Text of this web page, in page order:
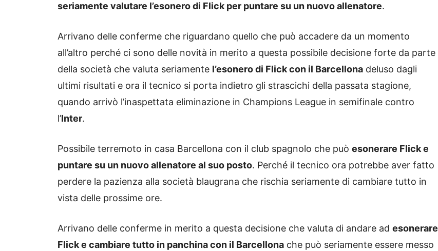
seriamente valutare l’esonero di Flick per puntare su un nuovo allenatore.
Arrivano delle conferme che riguardano quello che può accadere da un momento
all’altro perché ci sono delle novità in merito a questa possibile decisione forte da parte
della società che valuta seriamente l’esonero di Flick con il Barcellona deluso dagli
ultimi risultati e ora il tecnico si porta indietro gli strascichi della passata stagione,
quando arrivò l’inaspettata eliminazione in Champions League in semifinale contro
l’Inter.
Possibile terremoto in casa Barcellona con il club spagnolo che può esonerare Flick e
puntare su un nuovo allenatore al suo posto. Perché il tecnico ora potrebbe aver fatto
perdere la pazienza alla società blaugrana che rischia seriamente di cambiare tutto in
vista delle prossime ore.
Arrivano delle conferme in merito a questa decisione che valuta di andare ad esonerare
Flick e cambiare tutto in panchina con il Barcellona che può seriamente essere messo